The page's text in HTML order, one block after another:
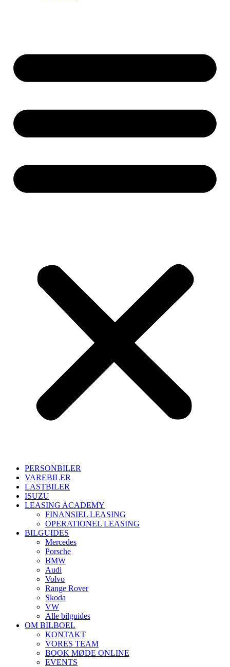
PERSONBILER
VAREBILER
LASTBILER
ISUZU
LEASING ACADEMY
FINANSIEL LEASING
OPERATIONEL LEASING
BILGUIDES
Mercedes
Porsche
BMW
Audi
Volvo
Range Rover
Skoda
VW
Alle bilguides
OM BILBOEL
KONTAKT
VORES TEAM
BOOK MØDE ONLINE
EVENTS